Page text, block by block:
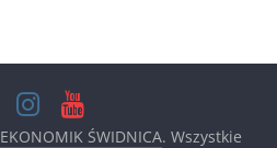
EKONOMIK ŚWIDNICA. Wszystkie